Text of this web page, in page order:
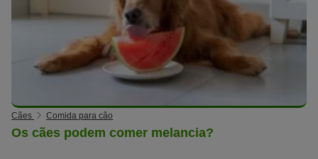
Cães Comida para cão
Os cães podem comer melancia?